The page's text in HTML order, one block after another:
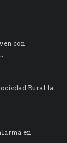
con
Rural la
en